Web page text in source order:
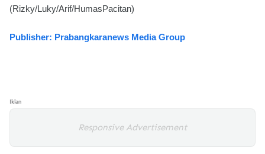
(Rizky/Luky/Arif/HumasPacitan)
Publisher: Prabangkaranews Media Group
Iklan
Responsive Advertisement